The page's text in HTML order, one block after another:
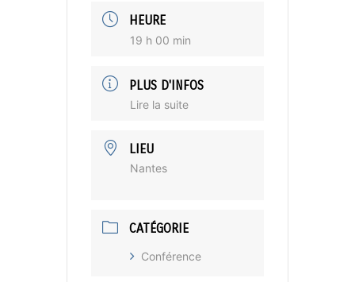
HEURE
19 h 00 min
PLUS D'INFOS
Lire la suite
LIEU
Nantes
CATÉGORIE
Conférence